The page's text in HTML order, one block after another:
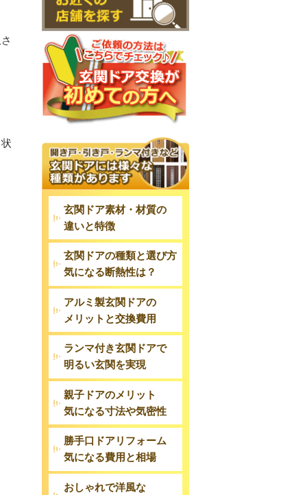
玄関ドア素材・材質の
違いと特徴
玄関ドアの種類と選び方
気になる断熱性は？
アルミ製玄関ドアの
メリットと交換費用
ランマ付き玄関ドアで
明るい玄関を実現
親子ドアのメリット
気になる寸法や気密性
勝手口ドアリフォーム
気になる費用と相場
おしゃれで洋風な